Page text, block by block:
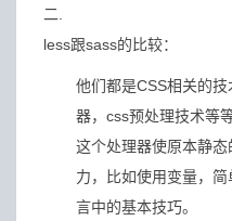
二.
less跟sass的比较：
他们都是CSS相关的
器，css预处理技术等
这个处理器使原本静
力，比如使用变量，
言中的基本技巧。